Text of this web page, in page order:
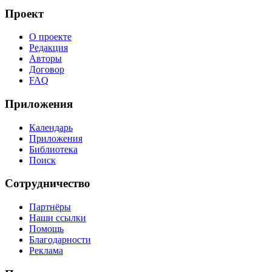
Проект
О проекте
Редакция
Авторы
Договор
FAQ
Приложения
Календарь
Приложения
Библиотека
Поиск
Сотрудничество
Партнёры
Наши ссылки
Помощь
Благодарности
Реклама